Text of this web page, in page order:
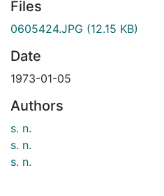
Files
0605424.JPG (12.15 KB)
Date
1973-01-05
Authors
s. n.
s. n.
s. n.